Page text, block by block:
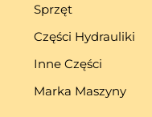
Sprzęt
Części Hydrauliki
Inne Części
Marka Maszyny